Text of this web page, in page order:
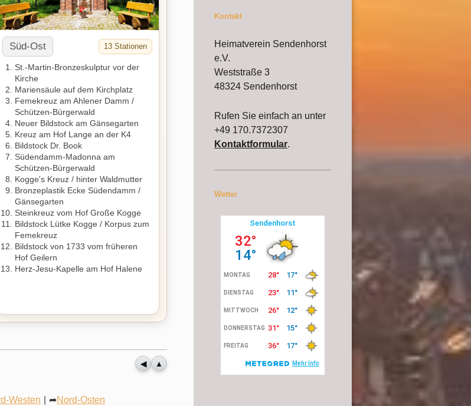
Süd-Ost 13 Stationen
St.-Martin-Bronzeskulptur vor der
Kirche
Mariensäule auf dem Kirchplatz
Femekreuz am Ahlener Damm /
Schützen-Bürgerwald
Neuer Bildstock am Gänsegarten
Kreuz am Hof Lange an der K4
Bildstock Dr. Book
Südendamm-Madonna am
Schützen-Bürgerwald
Kogge's Kreuz / hinter Waldmutter
Bronzeplastik Ecke Südendamm /
Gänsegarten
Steinkreuz vom Hof Große Kogge
Bildstock Lütke Kogge / Korpus zum
Femekreuz
Bildstock von 1733 vom früheren
Hof Geilern
Herz-Jesu-Kapelle am Hof Halene
◀ ▲
Westen ➦Nord-Osten
Kontakt
Heimatverein Sendenhorst
e.V.
Weststraße 3
48324 Sendenhorst
Rufen Sie einfach an unter
+49 170.7372307
Kontaktformular.
Wetter